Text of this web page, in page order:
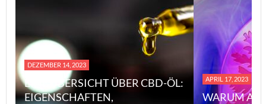
DEZEMBER 14, 2023
EINE ÜBERSICHT ÜBER CBD-ÖL:
EIGENSCHAFTEN,
APRIL 17, 2023
WARUM